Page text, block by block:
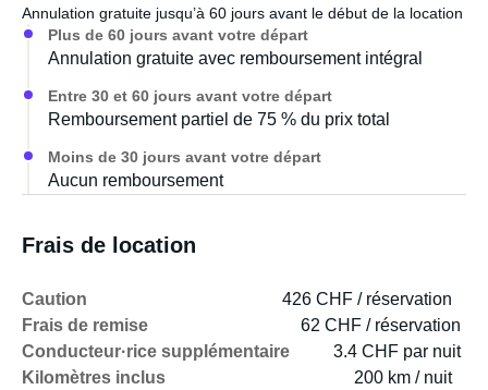
Annulation gratuite jusqu’à 60 jours avant le début de la location
Plus de 60 jours avant votre départ
Annulation gratuite avec remboursement intégral
Entre 30 et 60 jours avant votre départ
Remboursement partiel de 75 % du prix total
Moins de 30 jours avant votre départ
Aucun remboursement
Frais de location
Caution
426 CHF / réservation
Frais de remise
62 CHF / réservation
Conducteur·rice supplémentaire
3.4 CHF par nuit
Kilomètres inclus
200 km / nuit